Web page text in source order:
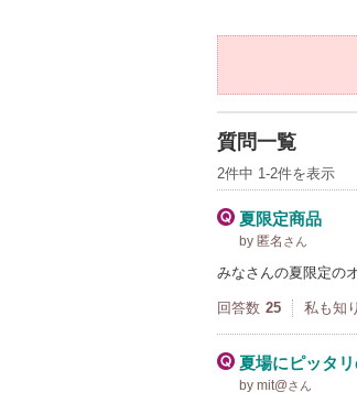
質問一覧
2件中 1-2件を表示
夏限定商品
by 匿名 さん
みなさんの夏限定の
回答数 25 私も知
夏場にピッタ
by mit@さん